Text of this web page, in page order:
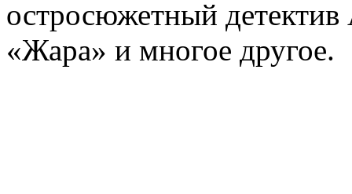
остросюжетный детектив
«Жара» и многое другое.